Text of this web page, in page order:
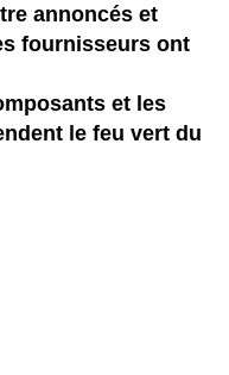
annoncés et
fournisseurs ont
et les
le feu vert du